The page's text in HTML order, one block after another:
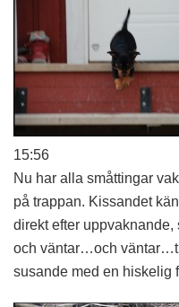
15:56
Nu har alla småttingar
på trappan. Kissandet
direkt efter
och väntar…och
susande med en hiskelig